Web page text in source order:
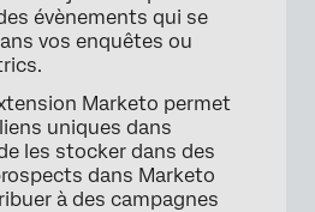
évènements qui se
vos enquêtes ou
Marketo permet
uniques dans
les stocker dans des
dans Marketo
à des campagnes